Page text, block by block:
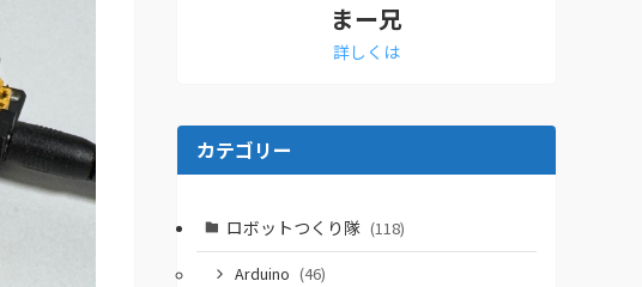
まー兄
詳しくは
カテゴリー
ロボットつくり隊 (118)
Arduino (46)